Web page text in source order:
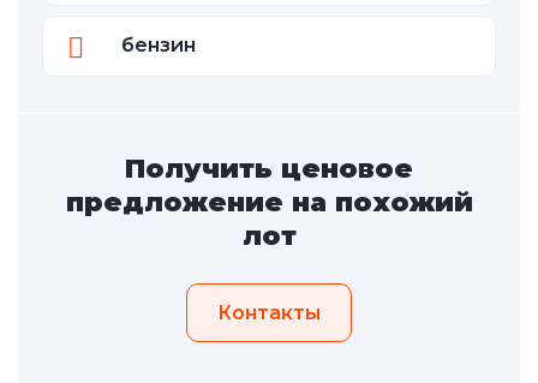
бензин
Получить ценовое
предложение на похожий
лот
Контакты